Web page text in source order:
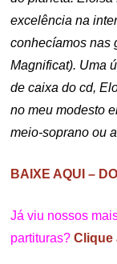
excelência na
conhecíamos nas
Magnificat). Uma
de caixa do cd,
no meu modesto
meio-soprano ou
BAIXE AQUI –
Já viu nossos
partituras? Clique